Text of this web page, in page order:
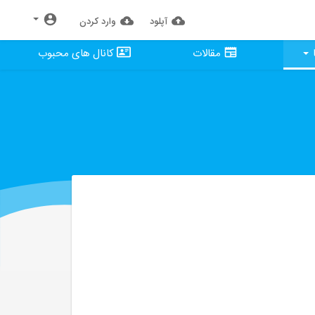
آپلود وارد كردن
مقالات کانال های محبوب